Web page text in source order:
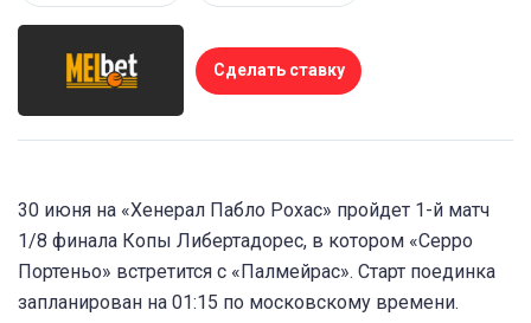
Сделать ставку
30 июня на «Хенерал Пабло Рохас» пройдет 1-й матч
1/8 финала Копы Либертадорес, в котором «Серро
Портеньо» встретится с «Палмейрас». Старт поединка
запланирован на 01:15 по московскому времени.